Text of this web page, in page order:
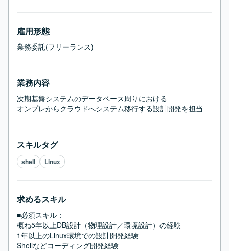
雇用形態
業務委託(フリーランス)
業務内容
次期基盤システムのデータベース周りにおける
オンプレからクラウドへシステム移行する設計開発を担当
スキルタグ
shell Linux
求めるスキル
■必須スキル：
概ね5年以上DB設計（物理設計／環境設計）の経験
1年以上のLinux環境での設計開発経験
Shellなどコーディング開発経験